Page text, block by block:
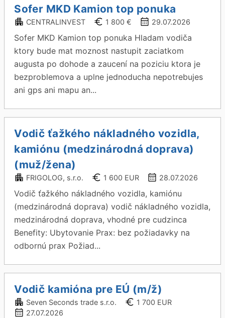
Sofer MKD Kamion top ponuka
CENTRALINVEST 1 800 € 29.07.2026
Sofer MKD Kamion top ponuka Hladam vodiča
ktory bude mat moznost nastupit zaciatkom
augusta po dohode a zaucení na poziciu ktora je
bezproblemova a uplne jednoducha nepotrebujes
ani gps ani mapu an...
Vodič ťažkého nákladného vozidla,
kamiónu (medzinárodná doprava)
(muž/žena)
FRIGOLOG, s.r.o. 1 600 EUR 28.07.2026
Vodič ťažkého nákladného vozidla, kamiónu
(medzinárodná doprava) vodič nákladného vozidla,
medzinárodná doprava, vhodné pre cudzinca
Benefity: Ubytovanie Prax: bez požiadavky na
odbornú prax Požiad...
Vodič kamióna pre EÚ (m/ž)
Seven Seconds trade s.r.o.
1 700 EUR
27.07.2026